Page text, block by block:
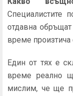
Специалистите
отдавна
време
Един от тях е
време реално
мислим, че ще